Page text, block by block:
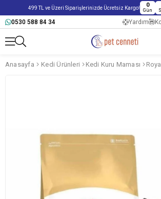
499 TL ve Üzeri Siparişlerinizde Ücretsiz Kargo! 0
Gün
0530 588 84 34 Yardım
Anasayfa Kedi Ürünleri Kedi Kuru Maması